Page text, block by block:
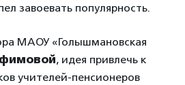
завоевать популярность.
МАОУ «Голышмановская
, идея привлечь к
учителей-пенсионеров